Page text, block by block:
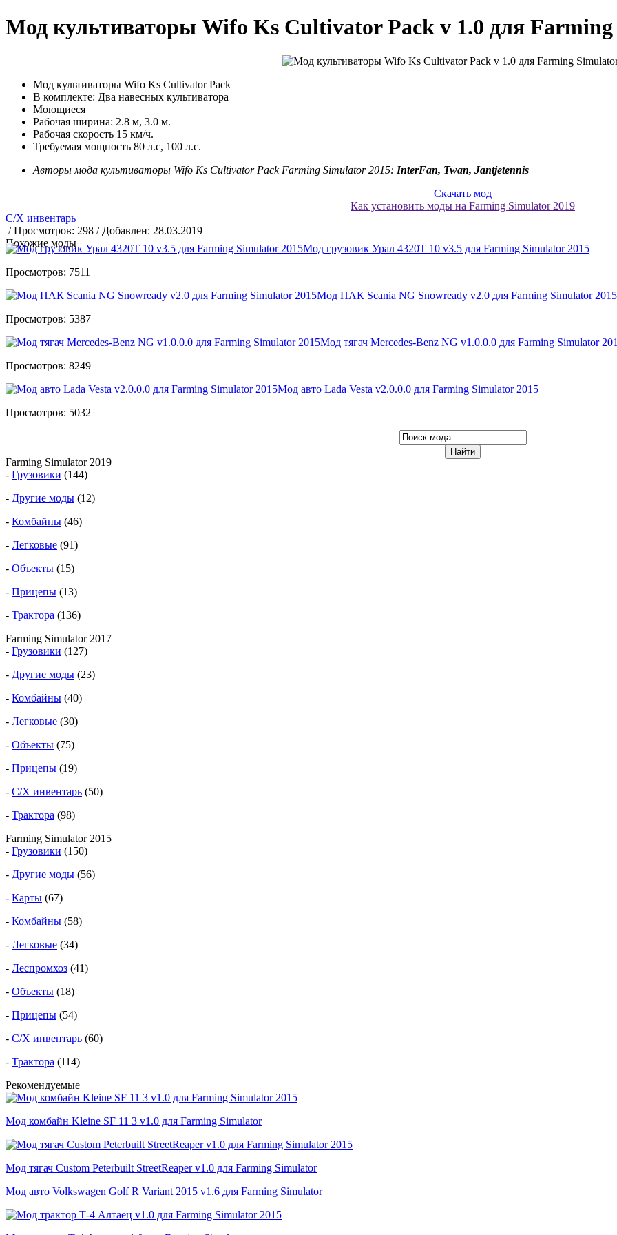
Мод культиваторы Wifo Ks Cultivator Pack v 1.0 для
Мод культиваторы Wifo Ks Cultivator Pack
В комплекте: Два навесных культиватора
Моющиеся
Рабочая ширина: 2.8 м, 3.0 м.
Рабочая скорость 15 км/ч.
Требуемая мощность 80 л.с, 100 л.с.
Авторы мода культиваторы Wifo Ks Cultivator Pack Farming Simulator 2015: InterFan, Twan, Jantjetennis
Скачать мод
Как установить моды на Farming Simulator 2019
С/Х инвентарь
/ Просмотров: 298 / Добавлен: 28.03.2019
Похожие моды
Мод грузовик Урал 4320Т 10 v3.5 для Farming Simulator 2015
Просмотров: 7511
Мод ПАК Scania NG Snowready v2.0 для Farming Simulator 2015
Просмотров: 5387
Мод тягач Mercedes-Benz NG v1.0.0.0 для Farming Simulator
Просмотров: 8249
Мод авто Lada Vesta v2.0.0.0 для Farming Simulator 2015
Просмотров: 5032
Farming Simulator 2019
- Грузовики (144)
- Другие моды (12)
- Комбайны (46)
- Легковые (91)
- Объекты (15)
- Прицепы (13)
- Трактора (136)
Farming Simulator 2017
- Грузовики (127)
- Другие моды (23)
- Комбайны (40)
- Легковые (30)
- Объекты (75)
- Прицепы (19)
- С/Х инвентарь (50)
- Трактора (98)
Farming Simulator 2015
- Грузовики (150)
- Другие моды (56)
- Карты (67)
- Комбайны (58)
- Легковые (34)
- Леспромхоз (41)
- Объекты (18)
- Прицепы (54)
- С/Х инвентарь (60)
- Трактора (114)
Рекомендуемые
Мод комбайн Kleine SF 11 3 v1.0 для Farming Simulator
Мод тягач Custom Peterbuilt StreetReaper v1.0 для Farming Simulator
Мод авто Volkswagen Golf R Variant 2015 v1.6 для Farming Simulator